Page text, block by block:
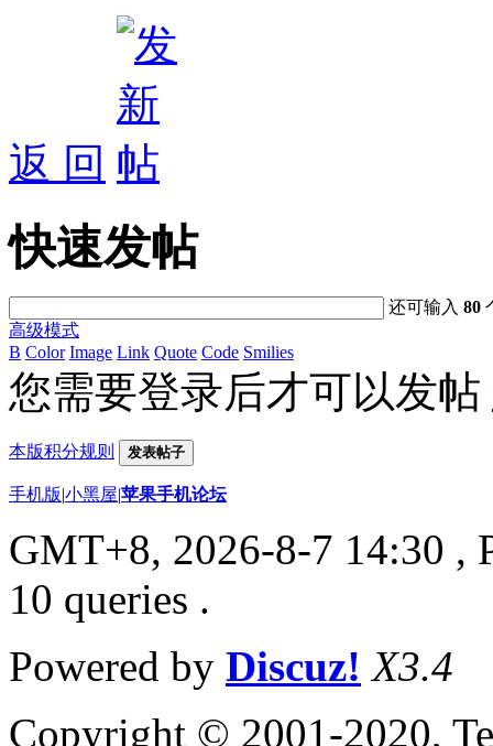
返 回
快速发帖
还可输入80
高级模式
B Color Image Link Quote Code Smilies
您需要登录后才可以发帖
本版积分规则 发表帖子
手机版|小黑屋|苹果手机论坛
GMT+8, 2026-8-7 14:30 ,
10 queries .
Powered by Discuz! X3.4
Copyright © 2001-2020,